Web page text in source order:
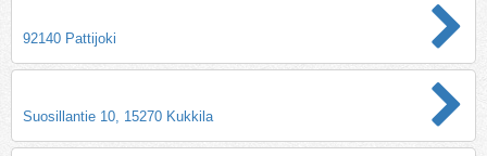
92140 Pattijoki
Suosillantie 10, 15270 Kukkila